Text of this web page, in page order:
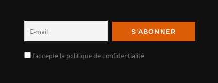
J'accepte la politique de confidentialité